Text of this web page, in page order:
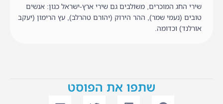
שירי החג המוכרים, משולבים גם שירי ארץ-ישראל כגון: אנשים
טובים (נעמי שמר), ההר הירוק (יהורם טהרלב), עץ הרימון (יעקב
אורלנד) וכדומה.
שתפו את הפוסט